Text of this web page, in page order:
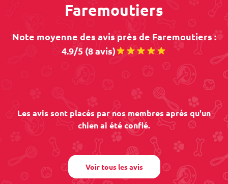
Faremoutiers
Note moyenne des avis près de Faremoutiers :
4.9/5 (8 avis)
Les avis sont placés par nos membres après qu'un
chien ai été confié.
Voir tous les avis